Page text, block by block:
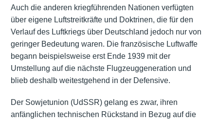
Auch die anderen kriegführenden Nationen verfügten
über eigene Luftstreitkräfte und Doktrinen, die für den
Verlauf des Luftkriegs über Deutschland jedoch nur von
geringer Bedeutung waren. Die französische Luftwaffe
begann beispielsweise erst Ende 1939 mit der
Umstellung auf die nächste Flugzeuggeneration und
blieb deshalb weitestgehend in der Defensive.
Der Sowjetunion (UdSSR) gelang es zwar, ihren
anfänglichen technischen Rückstand in Bezug auf die